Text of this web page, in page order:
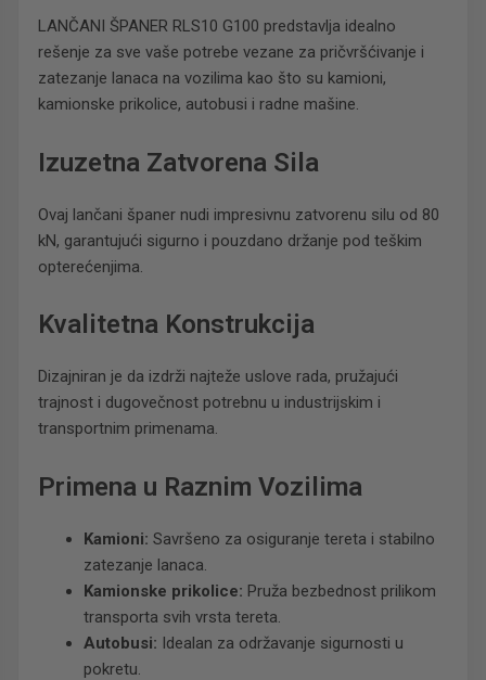
LANČANI ŠPANER RLS10 G100 predstavlja idealno
rešenje za sve vaše potrebe vezane za pričvršćivanje i
zatezanje lanaca na vozilima kao što su kamioni,
kamionske prikolice, autobusi i radne mašine.
Izuzetna Zatvorena Sila
Ovaj lančani španer nudi impresivnu zatvorenu silu od 80
kN, garantujući sigurno i pouzdano držanje pod teškim
opterećenjima.
Kvalitetna Konstrukcija
Dizajniran je da izdrži najteže uslove rada, pružajući
trajnost i dugovečnost potrebnu u industrijskim i
transportnim primenama.
Primena u Raznim Vozilima
Kamioni: Savršeno za osiguranje tereta i stabilno
zatezanje lanaca.
Kamionske prikolice: Pruža bezbednost prilikom
transporta svih vrsta tereta.
Autobusi: Idealan za održavanje sigurnosti u
pokretu.